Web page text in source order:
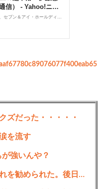
理人がお伝えします
いけれど、成長ができずに
っていたのだけれど。
ズだった・・・・・
を流す
強いんや？
【マジかよ】彼女の友人に別れを勧められた。後日、彼女(元カノ)の浮気発覚したが実は…彼女友人「だから別れた方がいいっていったでしょ?」俺を助けるためで…